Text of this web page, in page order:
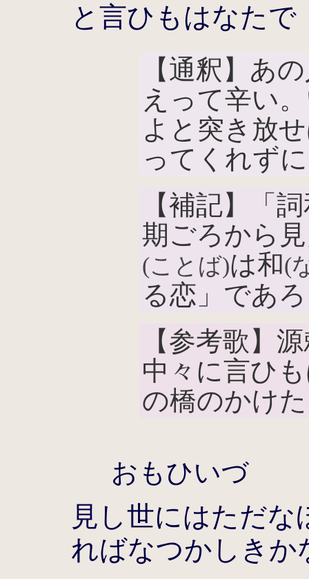
と言ひもはなたで
【通釈】あ
えって辛い
よと突き放
ってくれず
【補記】「
期ごろから
(ことば)は和(
る恋」であ
【参考歌】
中々に言ひ
の橋のかけ
おもひいづ
見し世にはただ
ればなつかしきか